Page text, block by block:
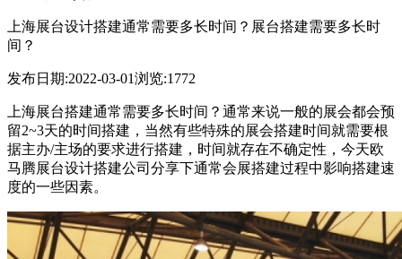
上海展台设计搭建通常需要多长时间？展台搭建需要多长时
间？
发布日期:2022-03-01浏览:1772
上海展台搭建通常需要多长时间？通常来说一般的展会都会预
留2~3天的时间搭建，当然有些特殊的展会搭建时间就需要根
据主办/主场的要求进行搭建，时间就存在不确定性，今天欧
马腾展台设计搭建公司分享下通常会展搭建过程中影响搭建速
度的一些因素。